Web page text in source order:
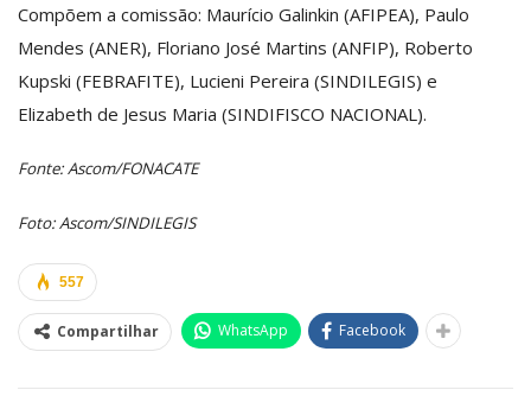
Compõem a comissão: Maurício Galinkin (AFIPEA), Paulo
Mendes (ANER), Floriano José Martins (ANFIP), Roberto
Kupski (FEBRAFITE), Lucieni Pereira (SINDILEGIS) e
Elizabeth de Jesus Maria (SINDIFISCO NACIONAL).
Fonte: Ascom/FONACATE
Foto: Ascom/SINDILEGIS
557
Compartilhar WhatsApp Facebook